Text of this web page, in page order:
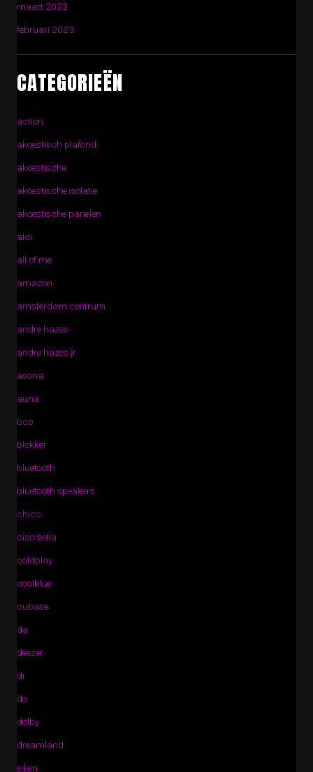
maart 2023
februari 2023
CATEGORIEËN
action
akoestisch plafond
akoestische
akoestische isolatie
akoestische panelen
aldi
all of me
amazon
amsterdam centrum
andre hazes
andre hazes jr
asona
auna
bcc
blokker
bluetooth
bluetooth speakers
chico
ciao bella
coldplay
coolblue
cubase
da
deezer
di
do
dolby
dreamland
eiken